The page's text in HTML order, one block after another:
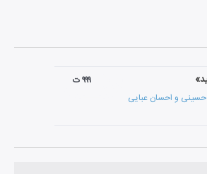
و احسان عبایی
۹۹۹ ت